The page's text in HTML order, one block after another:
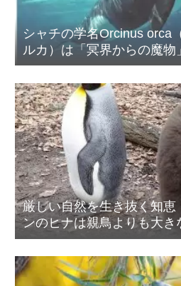
シャチの学名Orcinus orca
ルカ）は「冥界からの魔物
る
厳しい自然を生き抜く知恵
ンのヒナは親鳥よりも大き